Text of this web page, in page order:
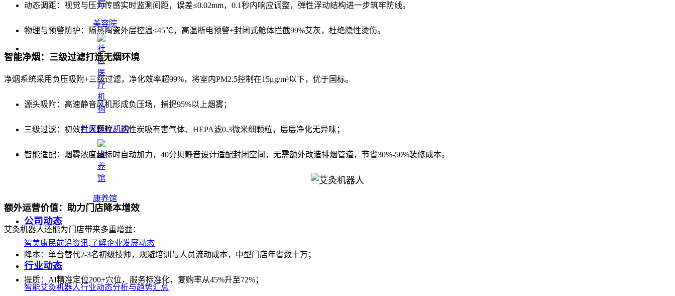
美容院
社区医疗机构
康养馆
公司动态
智美康民前沿资讯,了解企业发展动态
行业动态
智能艾灸机器人行业动态分析与趋势汇总
动态调距：视觉与压力传感实时监测间距，误差≤0.02mm，0.1秒内响应调整，弹性浮动结构进一步筑牢防线。
物理与预警防护：隔热陶瓷外层控温≤45℃，高温断电预警+封闭式舱体拦截99%艾灰，杜绝隐性烫伤。
智能净烟：三级过滤打造无烟环境
净烟系统采用负压吸附+三级过滤，净化效率超99%，将室内PM2.5控制在15μg/m³以下，优于国标。
源头吸附：高速静音风机形成负压场，捕捉95%以上烟雾；
三级过滤：初效拦大颗粒、活性炭吸有害气体、HEPA滤0.3微米细颗粒，层层净化无异味；
智能适配：烟雾浓度超标时自动加力，40分贝静音设计适配封闭空间，无需额外改造排烟管道，节省30%-50%装修成本。
额外运营价值：助力门店降本增效
艾灸机器人还能为门店带来多重增益：
降本：单台替代2-3名初级技师，规避培训与人员流动成本，中型门店年省数十万；
提质：AI精准定位200+穴位，服务标准化，复购率从45%升至72%；